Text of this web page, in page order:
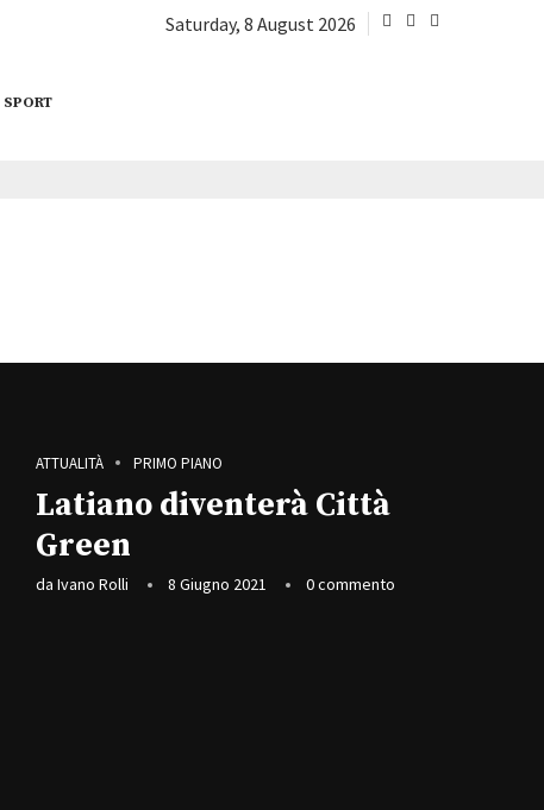
Saturday, 8 August 2026
SPORT
ATTUALITÀ PRIMO PIANO
Latiano diventerà Città
Green
da Ivano Rolli 8 Giugno 2021 0 commento